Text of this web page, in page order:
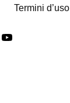
Termini d’uso